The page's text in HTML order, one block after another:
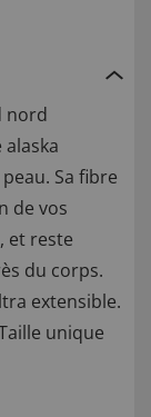
nord
Sa fibre
de vos
et reste
du corps.
extensible.
unique